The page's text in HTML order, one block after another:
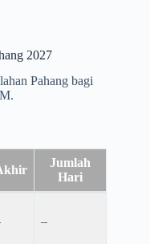
2027
Pahang bagi
Jumlah
Hari
–